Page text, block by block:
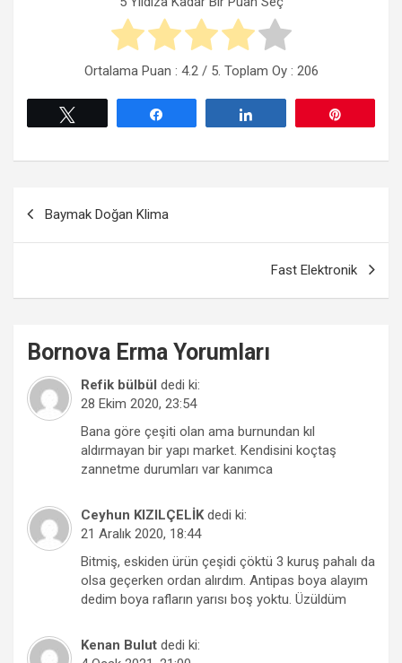
Ortalama Puan : 4.2/ 5. Toplam Oy : 206
gezinmesi
Baymak Doğan Klima
Fast Elektronik
Bornova Erma Yorumları
Refik bülbül dedi ki:
28 Ekim 2020, 23:54
Bana göre çeşiti olan ama burnundan kıl
aldırmayan bir yapı market. Kendisini koçtaş
zannetme durumları var kanımca
Ceyhun KIZILÇELİK dedi ki:
21 Aralık 2020, 18:44
Bitmiş, eskiden ürün çeşidi çöktü 3 kuruş pahalı da
olsa geçerken ordan alırdım. Antipas boya alayım
dedim boya rafların yarısı boş yoktu. Üzüldüm
Kenan Bulut dedi ki: